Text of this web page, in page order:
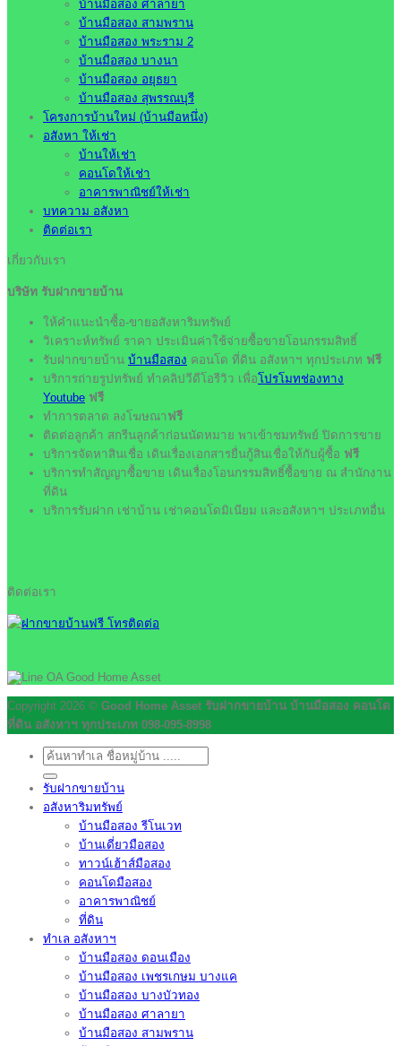
บ้านมือสอง ศาลายา
บ้านมือสอง สามพราน
บ้านมือสอง พระราม 2
บ้านมือสอง บางนา
บ้านมือสอง อยุธยา
บ้านมือสอง สุพรรณบุรี
โครงการบ้านใหม่ (บ้านมือหนึ่ง)
อสังหา ให้เช่า
บ้านให้เช่า
คอนโดให้เช่า
อาคารพาณิชย์ให้เช่า
บทความ อสังหา
ติดต่อเรา
เกี่ยวกับเรา
บริษัท รับฝากขายบ้าน
ให้คำแนะนำซื้อ-ขายอสังหาริมทรัพย์
วิเคราะห์ทรัพย์ ราคา ประเมินค่าใช้จ่ายซื้อขายโอนกรรมสิทธิ์
รับฝากขายบ้าน บ้านมือสอง คอนโด ที่ดิน อสังหาฯ ทุกประเภท ฟรี
บริการถ่ายรูปทรัพย์ ทำคลิปวีดีโอรีวิว เพื่อโปรโมทช่องทาง
Youtube ฟรี
ทำการตลาด ลงโฆษณาฟรี
ติดต่อลูกค้า สกรีนลูกค้าก่อนนัดหมาย พาเข้าชมทรัพย์ ปิดการขาย
บริการจัดหาสินเชื่อ เดินเรื่องเอกสารยื่นกู้สินเชื่อให้กับผู้ซื้อ ฟรี
บริการทำสัญญาซื้อขาย เดินเรื่องโอนกรรมสิทธิ์ซื้อขาย ณ สำนักงาน
ที่ดิน
บริการรับฝาก เช่าบ้าน เช่าคอนโดมิเนียม และอสังหาฯ ประเภทอื่น
ติดต่อเรา
Copyright 2026 © Good Home Asset รับฝากขายบ้าน บ้านมือสอง คอนโด
ที่ดิน อสังหาฯ ทุกประเภท 098-095-8998
ค้นหา:
รับฝากขายบ้าน
อสังหาริมทรัพย์
บ้านมือสอง รีโนเวท
บ้านเดี่ยวมือสอง
ทาวน์เฮ้าส์มือสอง
คอนโดมือสอง
อาคารพาณิชย์
ที่ดิน
ทำเล อสังหาฯ
บ้านมือสอง ดอนเมือง
บ้านมือสอง เพชรเกษม บางแค
บ้านมือสอง บางบัวทอง
บ้านมือสอง ศาลายา
บ้านมือสอง สามพราน